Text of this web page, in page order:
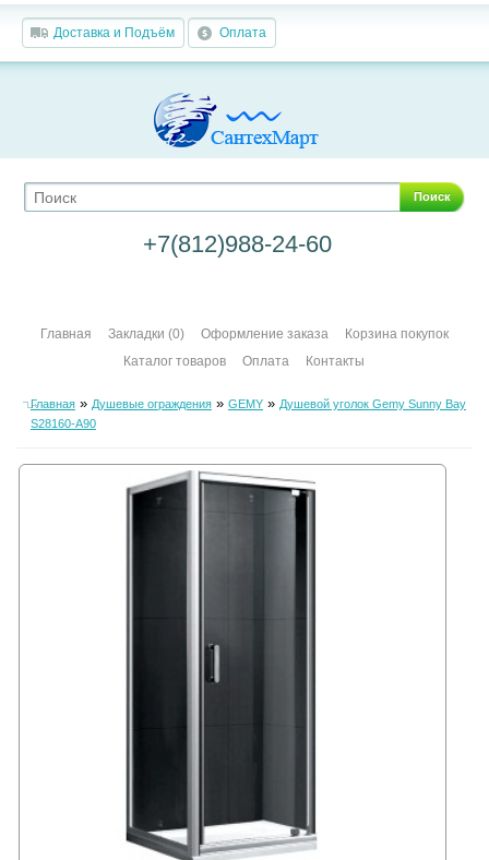
Доставка и Подъём Оплата
Поиск
+7(812)988-24-60
Главная Закладки (0) Оформление заказа
Корзина покупок
Каталог товаров
Оплата Контакты
Главная» Душевые ограждения» GEMY» Душевой уголок Gemy Sunny Bay
S28160-A90